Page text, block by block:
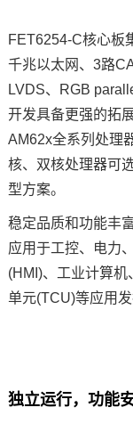
FET6254-C核心板
千兆以太网、3路
LVDS、RGB
开发具备更强的拓
AM62x全系列处理
核、双核处理器可
型方案。
稳定品质和功能丰
应用于工控、电力
(HMI)、工业计算机
单元(TCU)等应用发
独立运行，功能